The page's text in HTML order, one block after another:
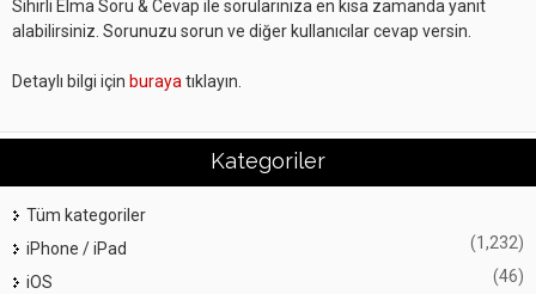
Sihirli Elma Soru & Cevap ile sorularınıza en kısa zamanda yanıt
alabilirsiniz. Sorunuzu sorun ve diğer kullanıcılar cevap versin.
Detaylı bilgi için buraya tıklayın.
Kategoriler
Tüm kategoriler
iPhone / iPad
(1,232)
iOS (46)